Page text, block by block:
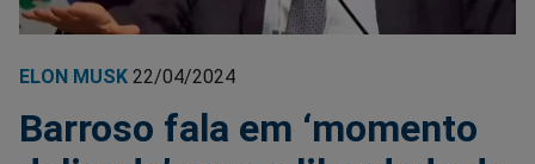
ELON MUSK 22/04/2024
Barroso fala em ‘momento